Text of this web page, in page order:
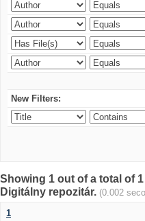
New Filters:
Showing 1 out of a total of
Digitálny repozitár. (0.002
1